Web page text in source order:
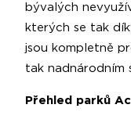
bývalých
kterých se tak
jsou kompletně
tak nadnárodním
Přehled parků